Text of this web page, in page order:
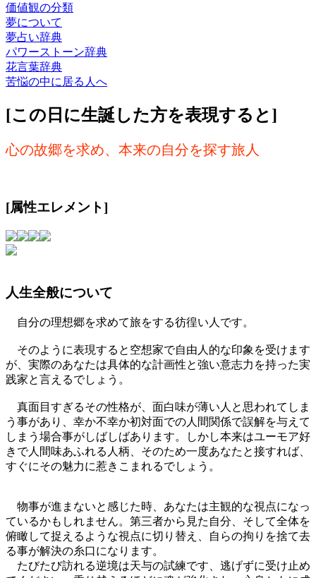
価値観の分類
夢について
夢占い辞典
パワーストーン辞典
花言葉辞典
苦悩の中に居る人へ
[この日に生誕した方を表現すると]
心の故郷を求め、本来の自分を探す旅人
[属性エレメント]
人生全般について
自分の理想郷を求めて旅をする彷徨い人です。
そのように表現すると空想家で自由人的な印象を受けます
が、実際のあなたは具体的な計画性と強い意志力を持った実
践家と言えるでしょう。
真面目すぎるその性格が、面白味が薄い人と思われてしま
う事があり、幸か不幸か初対面での人間関係で誤解を与えて
しまう場合事がしばしばあります。しかし本来はユーモア好
きで人間味あふれる人柄、そのため一度あなたと接すれば、
すぐにその魅力に惹きこまれるでしょう。
物事が進まないと感じた時、あなたは主観的な視点になっ
ているかもしれません。第三者から見た自分、そして全体を
俯瞰して捉えるような視点に切り替え、自らの拘りを捨て去
る事が解決の糸口になります。
たびたび訪れる逆境は天与の試練です、逃げずに受け止め